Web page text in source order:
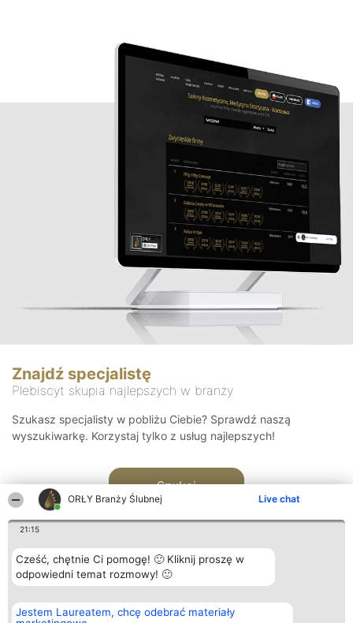
ORŁY Branży Ślubnej Live chat
21:15
Cześć, chętnie Ci pomogę! 🙂 Kliknij proszę w
odpowiedni temat rozmowy! 🙂
Jestem Laureatem, chcę odebrać materiały
Znajdź specjalistę
Plebiscyt skupia najlepszych w branży
Szukasz specjalisty w pobliżu Ciebie? Sprawdź naszą
wyszukiwarkę. Korzystaj tylko z usług najlepszych!
Szukaj
Organizator plebiscytu
Bright Side Solutions sp. z o.
Plebiscyt
Laureaci
Kontakt
Kontakt